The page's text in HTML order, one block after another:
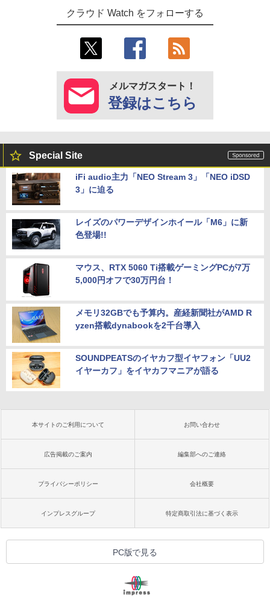
クラウド Watch をフォローする
メルマガスタート！
登録はこちら
Special Site
iFi audio主力「NEO Stream 3」「NEO iDSD
3」に迫る
レイズのパワーデザインホイール「M6」に新
色登場!!
マウス、RTX 5060 Ti搭載ゲーミングPCが7万
5,000円オフで30万円台！
メモリ32GBでも予算内。産経新聞社がAMD R
yzen搭載dynabookを2千台導入
SOUNDPEATSのイヤカフ型イヤフォン「UU2
イヤーカフ」をイヤカフマニアが語る
本サイトのご利用について お問い合わせ
広告掲載のご案内 編集部へのご連絡
プライバシーポリシー 会社概要
インプレスグループ 特定商取引法に基づく表示
PC版で見る